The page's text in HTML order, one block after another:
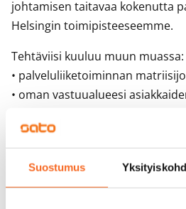
Suostumus
johtamisen taitavaa kokenutta
Helsingin toimipisteeseemme.
Tehtäviisi kuuluu muun muassa:
• palveluliiketoiminnan
• oman vastuualueesi
• vuokrien määrittely ja
maantieteellisellä
• alaisinasi toimivien
• kumppaniohjaus